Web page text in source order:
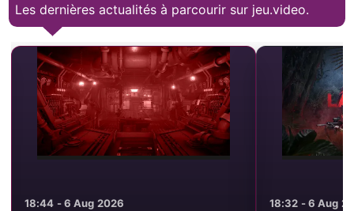
Les dernières actualités à parcourir sur jeu.video.
18:32 - 6 Aug 2026 18:24 - 6 Aug